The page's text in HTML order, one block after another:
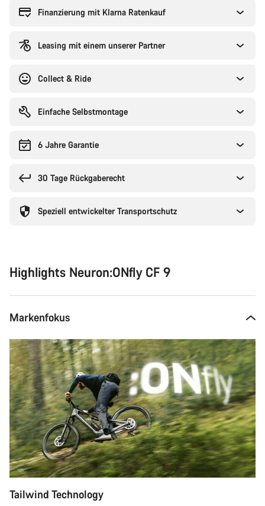
Finanzierung mit Klarna Ratenkauf
Leasing mit einem unserer Partner
Collect & Ride
Einfache Selbstmontage
6 Jahre Garantie
30 Tage Rückgaberecht
Speziell entwickelter Transportschutz
Highlights Neuron:ONfly CF 9
Markenfokus
Tailwind Technology